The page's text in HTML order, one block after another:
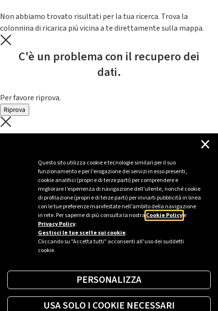
Questo sito utilizza cookie e tecnologie similari per il suo
funzionamento e per l’erogazione dei servizi in esso presenti,
cookie analitici (propri e di terze parti) per comprendere e
migliorare l’esperienza di navigazione dell’utente, nonché cookie
di profilazione (propri e di terze parti) per inviarti pubblicità in linea
con le tue preferenze manifestate nell’ambito della navigazione
in rete. Per saperne di più consulta la nostra Cookie Policye
Privacy Policy.
Gestisci le tue scelte sui cookie.
Cliccando su "Accetta tutti" acconsenti all’uso dei suddetti
cookie.
×
PERSONALIZZA
USA SOLO I COOKIE NECESSARI
Non abbiamo trovato risultati per la tua ricerca. Trova la
colonnina di ricarica piú vicina a te direttamente sulla mappa.
C'è un problema con il recupero dei
dati.
Per favore riprova.
Riprova
C'è un problema con il recupero dei
Per favore riprova piú tardi
Sei un’azienda o una PA?
Trova la soluzione più giusta per te.
Richiedi una colonnina